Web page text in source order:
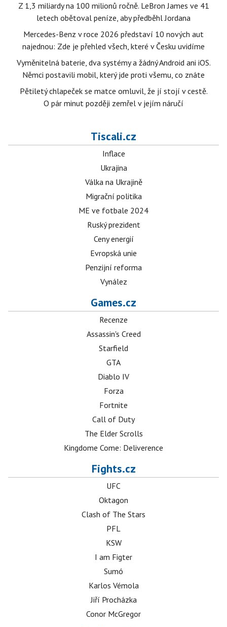
Z 1,3 miliardy na 100 milionů ročně. LeBron James ve 41
letech obětoval peníze, aby předběhl Jordana
Mercedes-Benz v roce 2026 představí 10 nových aut
najednou: Zde je přehled všech, které v Česku uvidíme
Vyměnitelná baterie, dva systémy a žádný Android ani iOS.
Němci postavili mobil, který jde proti všemu, co znáte
Pětiletý chlapeček se matce omluvil, že jí stojí v cestě.
O pár minut později zemřel v jejím náručí
Tiscali.cz
Inflace
Ukrajina
Válka na Ukrajině
Migrační politika
ME ve fotbale 2024
Ruský prezident
Ceny energií
Evropská unie
Penzijní reforma
Vynález
Games.cz
Recenze
Assassin's Creed
Starfield
GTA
Diablo IV
Forza
Fortnite
Call of Duty
The Elder Scrolls
Kingdome Come: Deliverence
Fights.cz
UFC
Oktagon
Clash of The Stars
PFL
KSW
I am Figter
Sumó
Karlos Vémola
Jiří Procházka
Conor McGregor